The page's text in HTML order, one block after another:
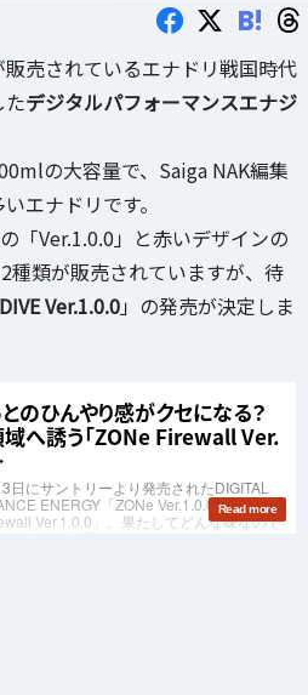
B!
売されているエナドリ戦国時代
デジタルパフォーマンスエナジ
の大容量で、Saiga NAK編集
エナドリです。
「Ver.1.0.0」と赤いデザインの
2種類が販売されていますが、待
Ver.1.0.0」の発売が決定しま